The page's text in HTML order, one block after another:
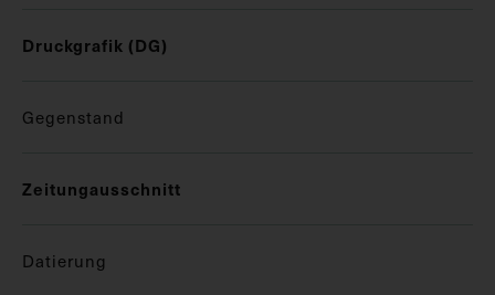
Druckgrafik (DG)
Gegenstand
Zeitungausschnitt
Datierung